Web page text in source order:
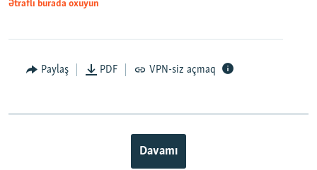
Ətraflı burada oxuyun
Paylaş PDF VPN-siz açmaq
Davamı